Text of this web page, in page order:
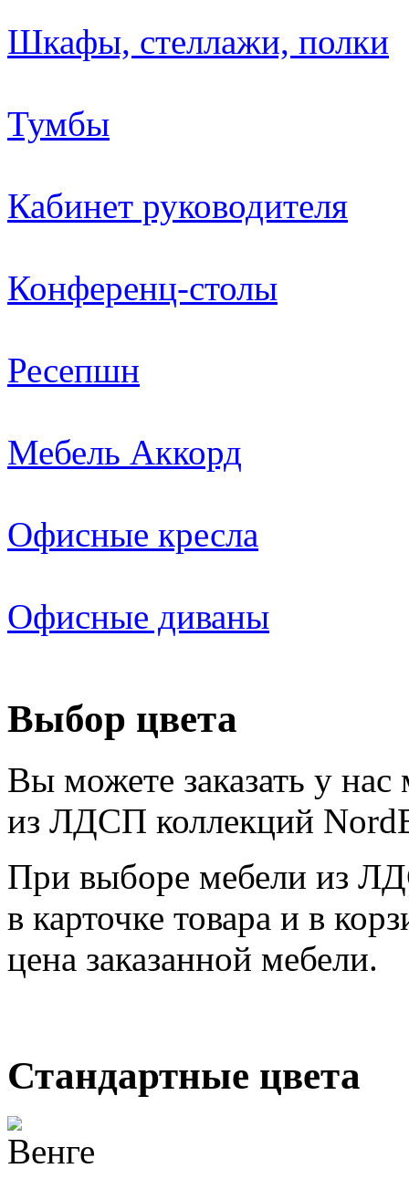
Шкафы, стеллажи, полки
Тумбы
Кабинет руководителя
Конференц-столы
Ресепшн
Мебель Аккорд
Офисные кресла
Офисные диваны
Выбор цвета
Вы можете заказать у нас
из ЛДСП коллекций
При выборе мебели из
в карточке товара и в
цена заказанной мебели.
Стандартные цвета